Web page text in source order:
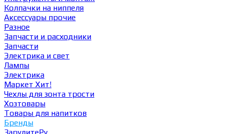
Колпачки на ниппеля
Аксессуары прочие
Разное
Запчасти и расходники
Запчасти
Электрика и свет
Лампы
Электрика
Маркет Хит!
Чехлы для зонта трости
Хозтовары
Товары для напитков
Бренды